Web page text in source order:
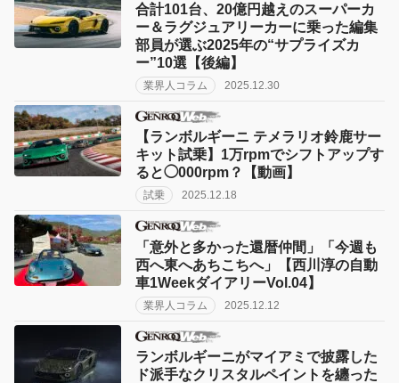
合計101台、20億円越えのスーパーカ
ー＆ラグジュアリーカーに乗った編集
部員が選ぶ2025年の“サプライズカ
ー”10選【後編】
業界人コラム 2025.12.30
【ランボルギーニ テメラリオ鈴鹿サー
キット試乗】1万rpmでシフトアップす
ると◯000rpm？【動画】
試乗 2025.12.18
「意外と多かった還暦仲間」「今週も
西へ東へあちこちへ」【西川淳の自動
車1WeekダイアリーVol.04】
業界人コラム 2025.12.12
ランボルギーニがマイアミで披露した
ド派手なクリスタルペイントを纏った